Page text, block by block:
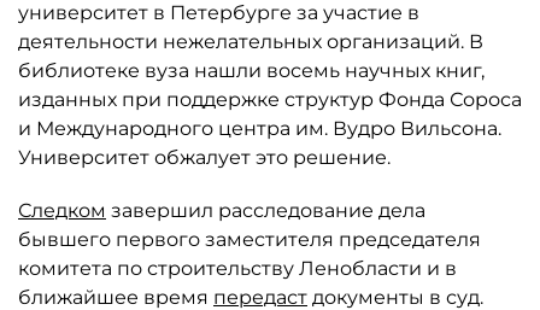
университет в Петербурге за участие в
деятельности нежелательных организаций. В
библиотеке вуза нашли восемь научных книг,
изданных при поддержке структур Фонда Сороса
и Международного центра им. Вудро Вильсона.
Университет обжалует это решение.
Следком завершил расследование дела
бывшего первого заместителя председателя
комитета по строительству Ленобласти и в
ближайшее время передаст документы в суд.